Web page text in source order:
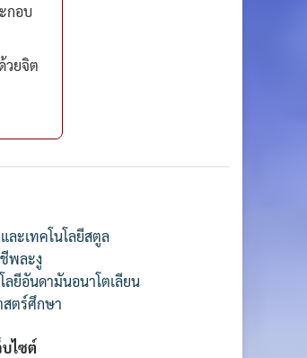
กอบ
วยจิต
ละเทคโนโลยีสตูล
พละงู
ลยีอันดามันอนาโตเลียน
สตร์ศึกษา
บไซต์